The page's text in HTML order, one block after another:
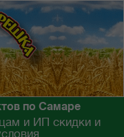
по Самаре
и ИП скидки и